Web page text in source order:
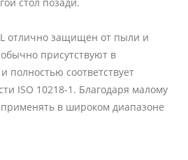
L отлично защищен от пыли и
присутствуют в
соответствует
ISO 10218-1. Благодаря малому
применять в широком диапазоне